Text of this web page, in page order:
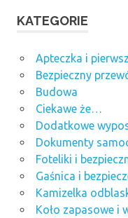
KATEGORIE
Apteczka i
Bezpieczny
Budowa
Ciekawe że…
Dodatkowe
Dokumenty
Foteliki i
Gaśnica i
Kamizelka
Koło zapasowe i